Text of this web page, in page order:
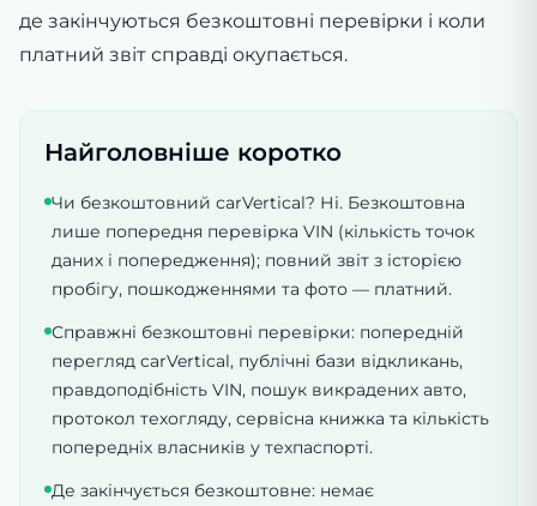
де закінчуються безкоштовні перевірки і коли
платний звіт справді окупається.
Найголовніше коротко
Чи безкоштовний carVertical? Ні. Безкоштовна
лише попередня перевірка VIN (кількість точок
даних і попередження); повний звіт з історією
пробігу, пошкодженнями та фото — платний.
Справжні безкоштовні перевірки: попередній
перегляд carVertical, публічні бази відкликань,
правдоподібність VIN, пошук викрадених авто,
протокол техогляду, сервісна книжка та кількість
попередніх власників у техпаспорті.
Де закінчується безкоштовне: немає